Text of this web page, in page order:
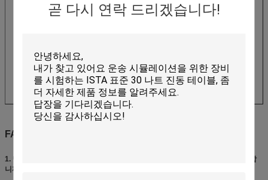
곧 다시 연락 드리겠습니다!
FAQ
1. 당신에게 어떻게 당신의 교반기에게 당신이 시험하고 있는 하드웨어를 첨부합
니까?